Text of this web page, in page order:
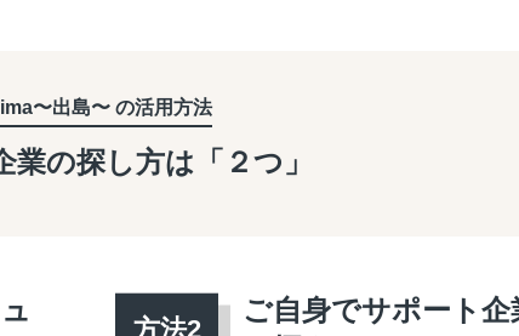
〜出島〜 の活用方法
業の探し方は「２つ」
ご自身でサポート企